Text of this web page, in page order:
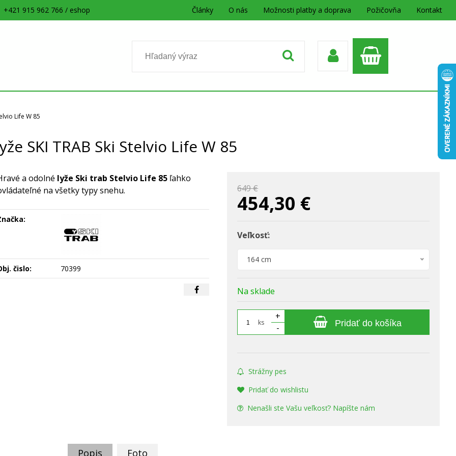
+421 915 962 766 / eshop Články O nás Možnosti platby a doprava Požičovňa Kontakt
Life W 85
SKI TRAB Ski Stelvio Life W 85
649 €
454,30 €
Veľkosť:
164 cm
Na sklade
ks
+
-
Pridať do košíka
Strážny pes
Pridať do wishlistu
Nenašli ste Vašu veľkosť? Napíšte nám
a odolné lyže Ski trab Stelvio Life 85ľahko
na všetky typy snehu.
čislo: 70399
Popis Foto